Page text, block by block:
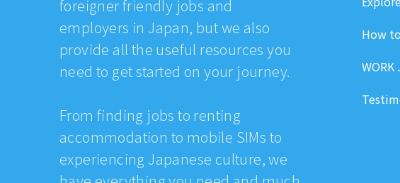
foreigner friendly jobs and
employers in Japan, but we also
provide all the useful resources you
need to get started on your journey.
From finding jobs to renting
accommodation to mobile SIMs to
experiencing Japanese culture, we
How
WORK